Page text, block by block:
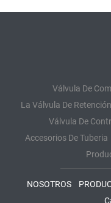
Válvula De
La Válvula De Retención
Válvula De
Accesorios De Tuberia
NOSOTROS